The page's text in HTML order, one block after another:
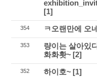
[1]
354 ㅋ오랜만에 오
353
량이는 살아있
화화홧~ [2]
352 하이호~ [1]